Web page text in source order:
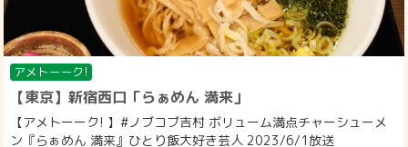
アメトーーク!
【東京】新宿西口「らぁめん 満来」
【アメトーーク! 】#ノブコブ吉村 ボリューム満点チャーシューメ
ン『らぁめん 満来』ひとり飯大好き芸人 2023/6/1放送